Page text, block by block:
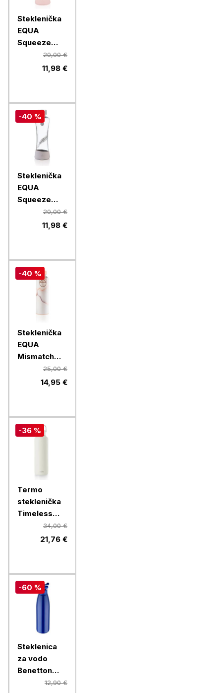
Steklenička
EQUA
Squeeze
Magnolia,
20,00 €
11,98 €
-40 %
Steklenička
EQUA
Squeeze
Feather, 550
20,00 €
11,98 €
-40 %
Steklenička
EQUA
Mismatch
Lava, 750 ml
25,00 €
14,95 €
-36 %
Termo
steklenička
Timeless
Equa, 600
ml, bela
34,00 €
21,76 €
-60 %
Steklenica
za vodo
Benetton
Rainbow 750
12,90 €